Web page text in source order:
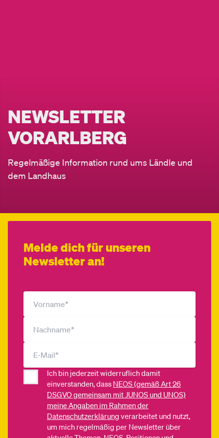
NEWSLETTER
VORARLBERG
Regelmäßige Information rund ums Ländle und
dem Landhaus
Melde dich für unseren
Newsletter an!
Ich bin jederzeit widerruflich damit
einverstanden, dass NEOS (gemäß Art 26
DSGVO gemeinsam mit JUNOS und UNOS)
meine Angaben im Rahmen der
Datenschutzerklärung verarbeitet und nutzt,
um mich regelmäßig per Newsletter über